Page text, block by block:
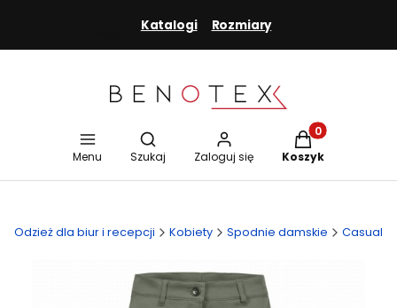
Katalogi Rozmiary
Menu
Otwórz wyszukiwarkę
Szukaj Zaloguj się
Produkty w
Koszyk
Odzież dla biur i recepcji Kobiety Spodnie damskie Casual